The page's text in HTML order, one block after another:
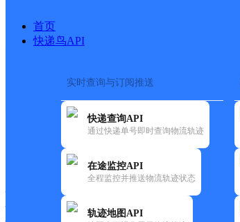
首页
快递鸟API
实时查询与订阅推送
快递查询API
通过快递单号即时查询物流轨迹
在途监控API
全程监控并推送物流轨迹状态
轨迹地图API
快递大全 > 快递网点
快递大全 快运大全